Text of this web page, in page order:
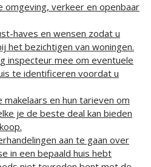
omgeving, verkeer en openbaar
haves en wensen zodat u
het bezichtigen van woningen.
inspecteur mee om eventuele
te identificeren voordat u
makelaars en hun tarieven om
je de beste deal kan bieden
aan te gaan over
in een bepaald huis hebt